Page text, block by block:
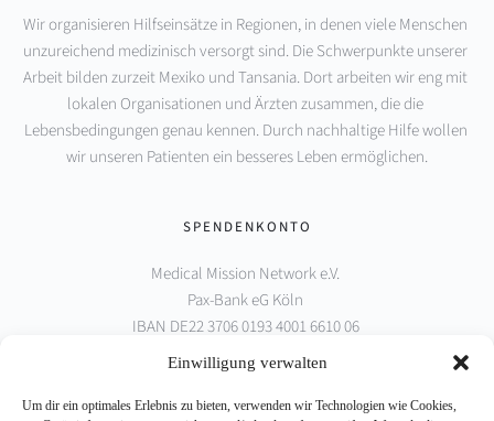
Einwilligung verwalten
Um dir ein optimales Erlebnis zu bieten, verwenden wir Technologien wie Cookies,
Wir organisieren Hilfseinsätze in Regionen, in denen viele Menschen
unzureichend medizinisch versorgt sind. Die Schwerpunkte unserer
Arbeit bilden zurzeit Mexiko und Tansania. Dort arbeiten wir eng mit
lokalen Organisationen und Ärzten zusammen, die die
Lebensbedingungen genau kennen. Durch nachhaltige Hilfe wollen
wir unseren Patienten ein besseres Leben ermöglichen.
SPENDENKONTO
Medical Mission Network e.V.
Pax-Bank eG Köln
IBAN DE22 3706 0193 4001 6610 06
BIC GENODED1PAX